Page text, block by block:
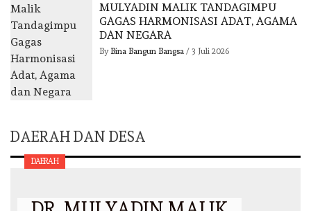
MULYADIN MALIK TANDAGIMPU
GAGAS HARMONISASI ADAT, AGAMA
DAN NEGARA
By Bina Bangun Bangsa/ 3 Juli 2026
DAERAH DAN DESA
DAERAH